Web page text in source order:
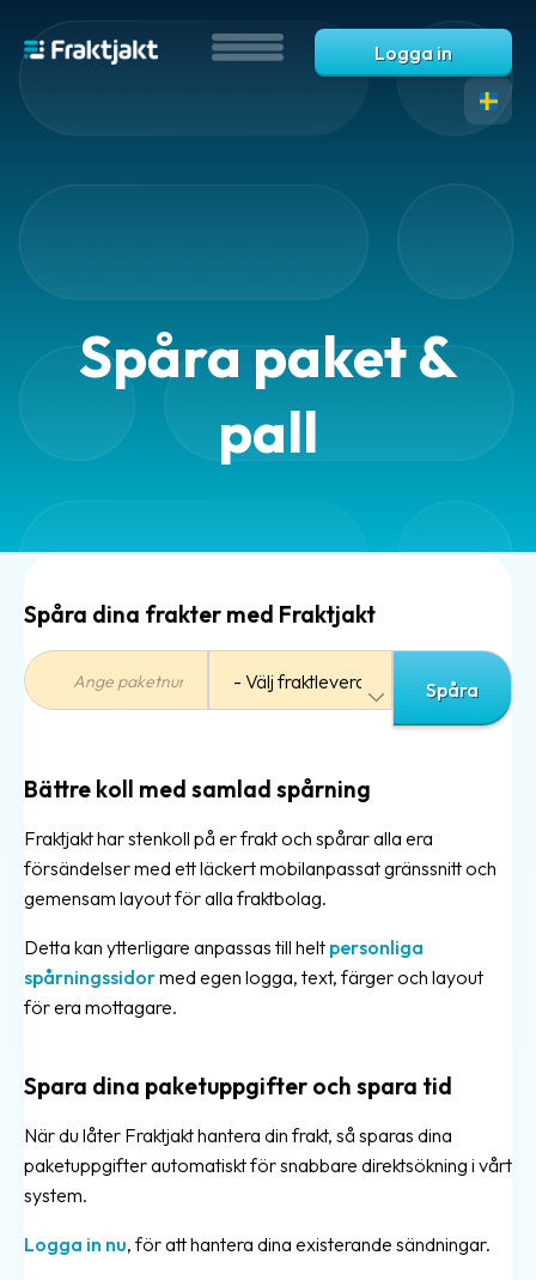
Automatiseringar
Fraktkopplingar
Print
Smartare
Frakttjänster
i
Fraktjakt
av
hämtning
mängd
Logga in
Spåra paket &
pall
Spåra dina frakter med Fraktjakt
Bättre koll med samlad spårning
Fraktjakt har stenkoll på er frakt och spårar alla era
försändelser med ett läckert mobilanpassat gränssnitt och
gemensam layout för alla fraktbolag.
Detta kan ytterligare anpassas till helt personliga
spårningssidormed egen logga, text, färger och layout
för era mottagare.
Spara dina paketuppgifter och spara tid
När du låter Fraktjakt hantera din frakt, så sparas dina
paketuppgifter automatiskt för snabbare direktsökning i vårt
system.
Logga in nu, för att hantera dina existerande sändningar.